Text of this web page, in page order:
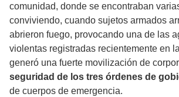
comunidad, donde se encontraban
conviviendo, cuando sujetos armados
abrieron fuego, provocando una de las
violentas registradas recientemente en
generó una fuerte movilización de
seguridad de los tres órdenes de
de cuerpos de emergencia.